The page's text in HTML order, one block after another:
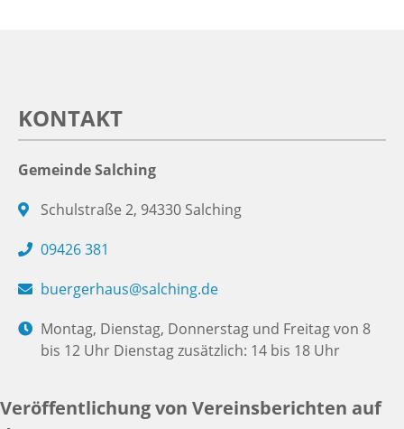
KONTAKT
Gemeinde Salching
Schulstraße 2, 94330 Salching
09426 381
buergerhaus@salching.de
Montag, Dienstag, Donnerstag und Freitag von 8
bis 12 Uhr Dienstag zusätzlich: 14 bis 18 Uhr
Veröffentlichung von Vereinsberichten auf